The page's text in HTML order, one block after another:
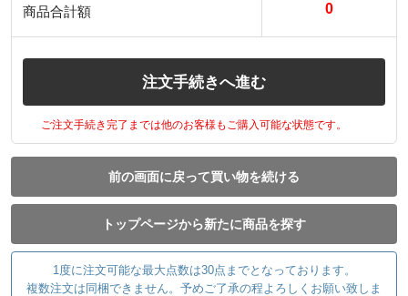
商品合計額 0
注文手続きへ進む
ご注文手続き完了までは他のお客様もご購入可能な状態です。
前の画面に戻って買い物を続ける
トップページから新たに商品を探す
1度に注文可能な最大点数は30点までとなっております。
複数注文は同梱できません。予めご了承の程よろしくお願い致しま